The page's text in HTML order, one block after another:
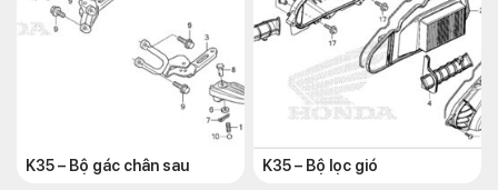
K35 – Bộ gác chân sau K35 – Bộ lọc gió